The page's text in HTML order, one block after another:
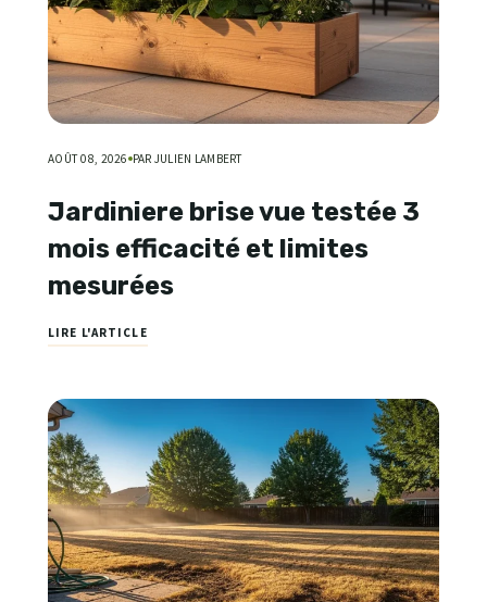
AOÛT 08, 2026 PAR JULIEN LAMBERT
Jardiniere brise vue testée 3
mois efficacité et limites
mesurées
LIRE L'ARTICLE